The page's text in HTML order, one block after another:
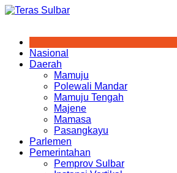
Skip
Nasional
Daerah
Mamuju
Polewali Mandar
Mamuju Tengah
Majene
Mamasa
Pasangkayu
Parlemen
Pemerintahan
Pemprov Sulbar